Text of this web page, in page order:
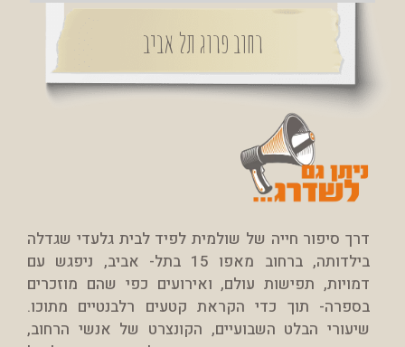
רחוב פרוג תל אביב
דרך סיפור חייה של שולמית לפיד לבית גלעדי שגדלה
בילדותה, ברחוב מאפו 15 בתל- אביב, ניפגש עם
דמויות, תפישות עולם, ואירועים כפי שהם מוזכרים
בספרה- תוך כדי הקראת קטעים רלבנטיים מתוכו.
שיעורי הבלט השבועיים, הקונצרט של אנשי הרחוב,